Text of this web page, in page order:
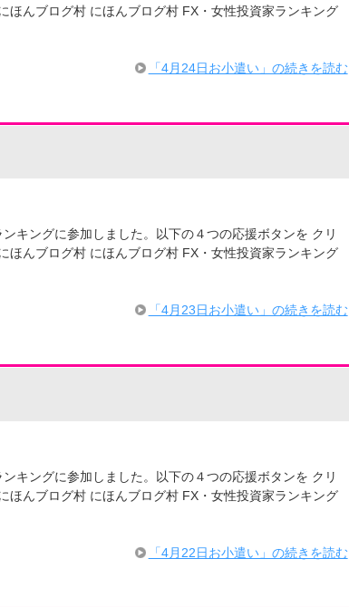
ほんブログ村 にほんブログ村 FX・女性投資家ランキング
「4月24日お小遣い」の続きを読む
キングに参加しました。以下の４つの応援ボタンを クリ
ほんブログ村 にほんブログ村 FX・女性投資家ランキング
「4月23日お小遣い」の続きを読む
キングに参加しました。以下の４つの応援ボタンを クリ
ほんブログ村 にほんブログ村 FX・女性投資家ランキング
「4月22日お小遣い」の続きを読む